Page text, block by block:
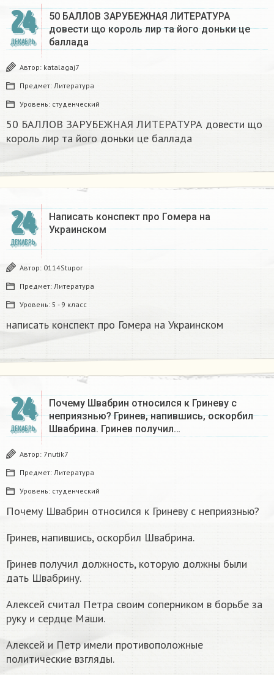
24
ДЕКАБРЬ
50 БАЛЛОВ ЗАРУБЕЖНАЯ ЛИТЕРАТУРА
довести що король лир та його доньки це
баллада
Автор: katalagaj7
Предмет: Литература
Уровень: студенческий
50 БАЛЛОВ ЗАРУБЕЖНАЯ ЛИТЕРАТУРА довести що
король лир та його доньки це баллада
24
ДЕКАБРЬ
Написать конспект про Гомера на
Украинском​
Автор: 0114Stupor
Предмет: Литература
Уровень: 5 - 9 класс
написать конспект про Гомера на Украинском​
24
ДЕКАБРЬ
Почему Швабрин относился к Гриневу с
неприязнью? Гринев, напившись, оскорбил
Швабрина. Гринев получил…
Автор: 7nutik7
Предмет: Литература
Уровень: студенческий
Почему Швабрин относился к Гриневу с неприязнью?
Гринев, напившись, оскорбил Швабрина.
Гринев получил должность, которую должны были
дать Швабрину.
Алексей считал Петра своим соперником в борьбе за
руку и сердце Маши.
Алексей и Петр имели противоположные
политические взгляды.